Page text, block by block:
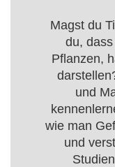
Magst du
du,
Pflanzen,
und
wie man
und